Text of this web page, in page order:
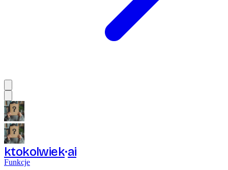
ktokolwiek ai
Funkcje